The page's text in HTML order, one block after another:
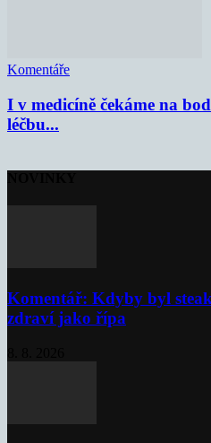
Komentáře
I v medicíně čekáme na
léčbu...
Komentář: Kdyby byl
zdraví jako řípa